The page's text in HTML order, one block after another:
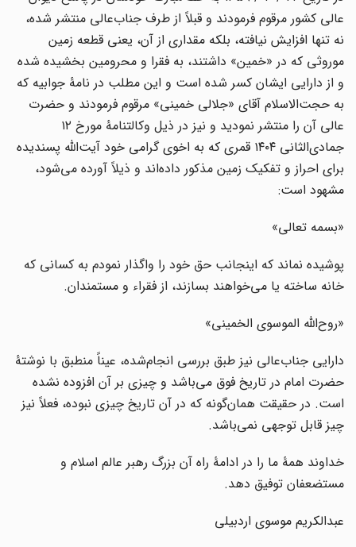
عالی کشور مرقوم فرمودند و قبلاً از طرف جناب‌عالی منتشر شده،
نه تنها افزایش نیافته، بلکه مقداری از آن، یعنی قطعه زمین
موروثی که در «خمین» داشتند، به فقرا و محرومین بخشیده شده
و از دارایی ایشان کسر شده است و این مطلب در نامۀ جوابیه که
به حجت‌الاسلام آقای «جلالی خمینی» مرقوم فرمودند و حضرت
عالی آن را منتشر نمودید و نیز در ذیل وکالتنامۀ مورخ ۱۲
جمادی‌الثانی ۱۴۰۴ قمری که به اخوی گرامی خود آیت‌الله پسندیده
برای احراز و تفکیک زمین مذکور داده‌اند و ذیلاً آورده می‌شود،
مشهود است:
«بسمه تعالی»
پوشیده نماند که اینجانب حق خود را واگذار نمودم به کسانی که
خانه ساخته یا می‌خواهند بسازند، از فقراء و مستمندان.
«روح‌الله الموسوی الخمینی»
دارایی جناب‌عالی نیز طبق بررسی انجام‌شده، عیناً منطبق با نوشتۀ
حضرت امام در تاریخ فوق می‌باشد و چیزی بر آن افزوده نشده
است. در حقیقت همان‌گونه که در آن تاریخ چیزی نبوده، فعلاً نیز
چیز قابل توجهی نمی‌باشد.
خداوند همۀ ما را در ادامۀ راه آن بزرگ رهبر عالم اسلام و
مستضعفان توفیق دهد.
عبدالکریم موسوی اردبیلی